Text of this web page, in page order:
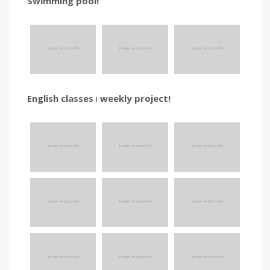
English classes i weekly project!